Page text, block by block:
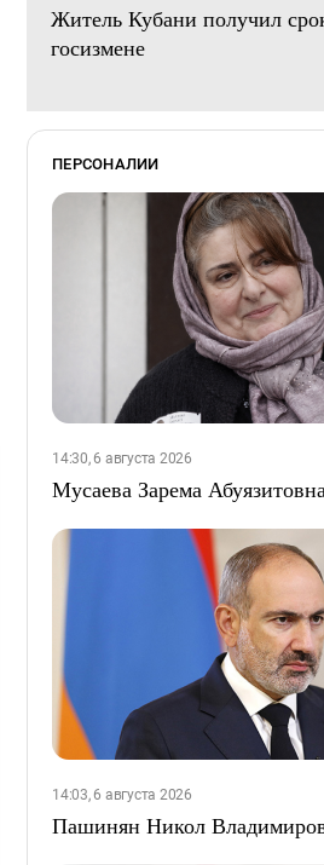
Житель Кубани получил
госизмене
ПЕРСОНАЛИИ
14:30, 6 августа 2026
Мусаева Зарема
14:03, 6 августа 2026
Пашинян Никол